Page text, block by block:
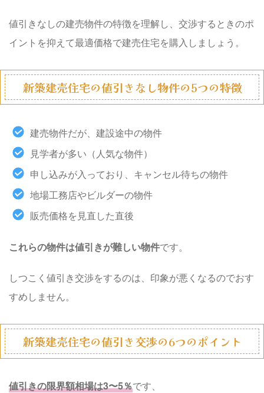
値引きなしの建売物件の特徴を理解し、交渉するときのポ
イントを抑えて最適価格で建売住宅を購入しましょう。
新築建売住宅の値引きなし物件の5つの特徴
建売物件だが、建設途中の物件
見学者が多い（人気な物件）
申し込みが入っており、キャンセル待ちの物件
地場工務店やビルダーの物件
販売価格を見直した直後
これらの物件は値引きが難しい物件です。
しつこく値引き交渉をするのは、印象が悪くなるのでおす
すめしません。
新築建売住宅の値引き交渉の6つのポイント
値引きの限界額相場は3〜5％です、